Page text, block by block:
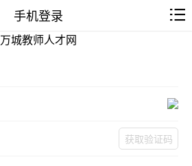
手机登录
万城教师人才网
获取验证码